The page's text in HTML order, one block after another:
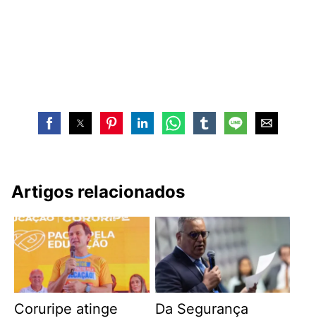
Artigos relacionados
Coruripe atinge
Da Segurança